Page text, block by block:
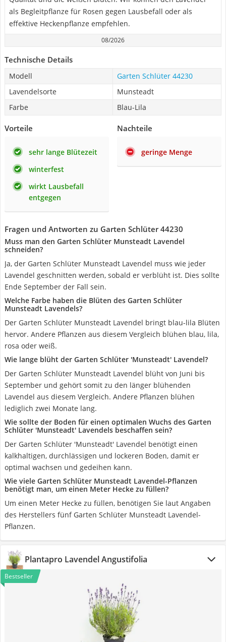
als Begleitpflanze für Rosen gegen Lausbefall oder als
effektive Heckenpflanze empfehlen.
08/2026
Technische Details
Modell
Garten Schlüter 44230
Lavendelsorte
Munsteadt
Farbe
Blau-Lila
Vorteile
sehr lange Blütezeit
winterfest
wirkt Lausbefall
entgegen
Nachteile
geringe Menge
Fragen und Antworten zu Garten Schlüter 44230
Muss man den Garten Schlüter Munsteadt Lavendel
schneiden?
Ja, der Garten Schlüter Munsteadt Lavendel muss wie jeder
Lavendel geschnitten werden, sobald er verblüht ist. Dies sollte
Ende September der Fall sein.
Welche Farbe haben die Blüten des Garten Schlüter
Munsteadt Lavendels?
Der Garten Schlüter Munsteadt Lavendel bringt blau-lila Blüten
hervor. Andere Pflanzen aus diesem Vergleich blühen blau, lila,
rosa oder weiß.
Wie lange blüht der Garten Schlüter 'Munsteadt' Lavendel?
Der Garten Schlüter Munsteadt Lavendel blüht von Juni bis
September und gehört somit zu den länger blühenden
Lavendel aus diesem Vergleich. Andere Pflanzen blühen
lediglich zwei Monate lang.
Wie sollte der Boden für einen optimalen Wuchs des Garten
Schlüter 'Munsteadt' Lavendels beschaffen sein?
Der Garten Schlüter 'Munsteadt' Lavendel benötigt einen
kalkhaltigen, durchlässigen und lockeren Boden, damit er
optimal wachsen und gedeihen kann.
Wie viele Garten Schlüter Munsteadt Lavendel-Pflanzen
benötigt man, um einen Meter Hecke zu füllen?
Um einen Meter Hecke zu füllen, benötigen Sie laut Angaben
des Herstellers fünf Garten Schlüter Munsteadt Lavendel-
Pflanzen.
Plantapro Lavendel Angustifolia
Bestseller